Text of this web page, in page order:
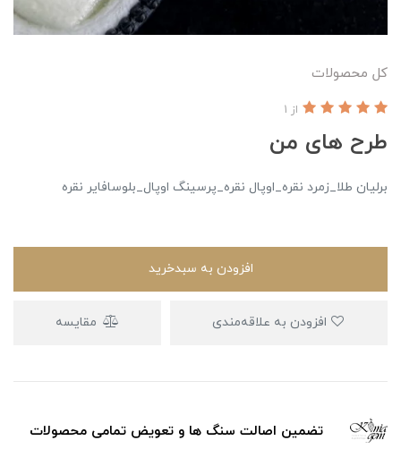
کل محصولات
طرح های من
از 1
برلیان طلا_زمرد نقره_اوپال نقره_پرسینگ اوپال_بلوسافایر نقره
افزودن به سبدخرید
مقایسه
تضمین اصالت سنگ ها و تعویض تمامی محصولات